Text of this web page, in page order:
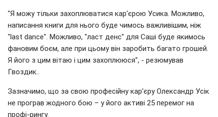
"Я можу тільки захоплюватися кар'єрою Усика. Можливо,
написання книги для нього буде чимось важливішим, ніж
"last dance". Можливо, "ласт денс" для Саші буде якимось
фановим боєм, але при цьому він заробить багато грошей.
Я його з цим вітаю і цим захоплююся", - резюмував
Гвоздик..
Зазначимо, що за свою професійну кар'єру Олександр Усік
не програв жодного бою – у його активі 25 перемог на
профі-рингу.